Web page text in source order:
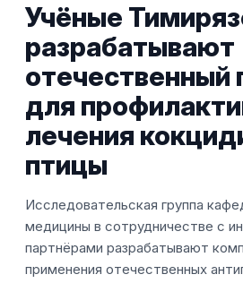
Учёные
разрабатывают
отечественный
для
лечения
птицы
Исследовательская группа
медицины в сотрудничестве с
партнёрами разрабатывают
применения отечественных